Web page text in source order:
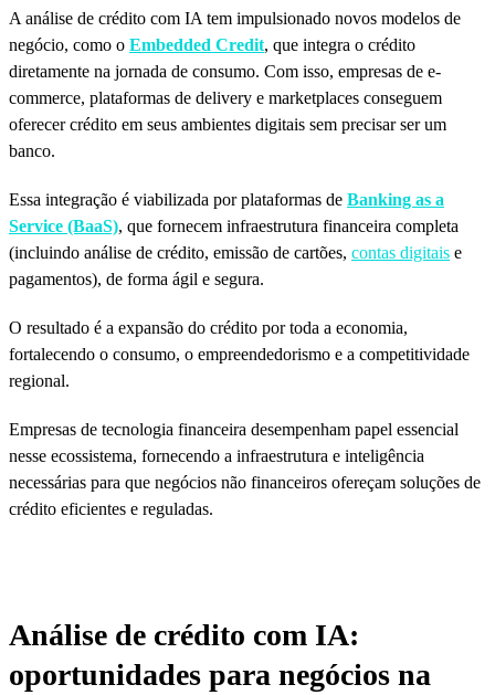
A análise de crédito com IA tem impulsionado novos modelos de
negócio, como o Embedded Credit, que integra o crédito
diretamente na jornada de consumo. Com isso, empresas de e-
commerce, plataformas de delivery e marketplaces conseguem
oferecer crédito em seus ambientes digitais sem precisar ser um
banco.
Essa integração é viabilizada por plataformas de Banking as a
Service (BaaS), que fornecem infraestrutura financeira completa
(incluindo análise de crédito, emissão de cartões, contas digitais e
pagamentos), de forma ágil e segura.
O resultado é a expansão do crédito por toda a economia,
fortalecendo o consumo, o empreendedorismo e a competitividade
regional.
Empresas de tecnologia financeira desempenham papel essencial
nesse ecossistema, fornecendo a infraestrutura e inteligência
necessárias para que negócios não financeiros ofereçam soluções de
crédito eficientes e reguladas.
Análise de crédito com IA:
oportunidades para negócios na